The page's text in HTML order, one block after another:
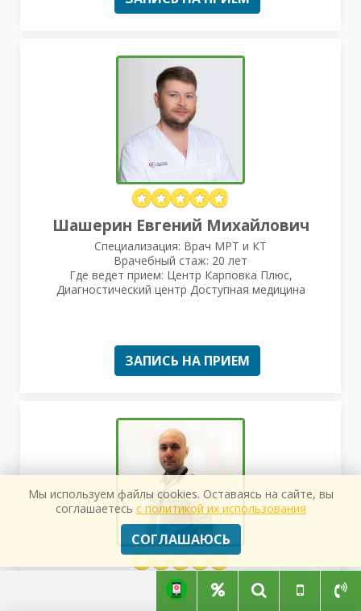
Шашерин Евгений Михайлович
Специализация: Врач МРТ и КТ
Врачебный стаж: 20 лет
Где ведет прием: Центр Карповка Плюс,
Диагностический центр Доступная медицина
ЗАПИСЬ НА ПРИЕМ
Заикин Алексей Иванович
Мы используем файлы cookies. Оставаясь на сайте, вы
соглашаетесь с политикой их использования
СОГЛАШАЮСЬ